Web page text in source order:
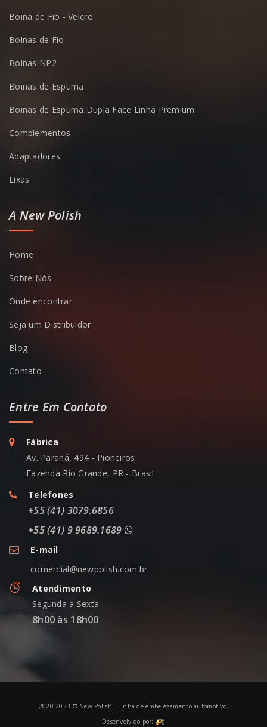
Boina de Fio - Velcro
Boinas de Fio
Boinas NP2
Boinas de Espuma
Boinas de Espuma Dupla Face Linha Premium
Complementos
Adaptadores
Lixas
A New Polish
Home
Sobre Nós
Onde encontrar
Seja um Distribuidor
Blog
Contato
Entre Em Contato
Fábrica
Av. Paraná, 494 - Pioneiros
Fazenda Rio Grande, PR - Brasil
Telefones
+55 (41) 3079.6856
+55 (41) 9 9689.1689
E-mail
comercial@newpolish.com.br
Atendimento
Segunda a Sexta:
8h00 às 18h00
2020-2023 © New Polish - Linha de embelezamento automotivo.
Desenvolvido por: